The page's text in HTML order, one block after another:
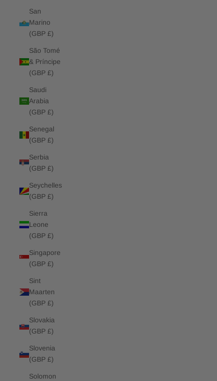
San
Marino
(GBP £)
São Tomé
& Príncipe
(GBP £)
Saudi
Arabia
(GBP £)
Senegal
(GBP £)
Serbia
(GBP £)
Seychelles
(GBP £)
Sierra
Leone
(GBP £)
Singapore
(GBP £)
Sint
Maarten
(GBP £)
Slovakia
(GBP £)
Slovenia
(GBP £)
Solomon